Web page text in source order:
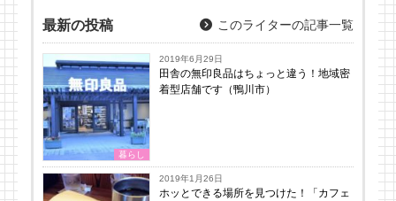
最新の投稿 このライターの記事一覧
暮らし
2019年6月29日
田舎の無印良品はちょっと違う！地域密
着型店舗です（鴨川市）
2019年1月26日
ホッとできる場所を見つけた！「カフェ